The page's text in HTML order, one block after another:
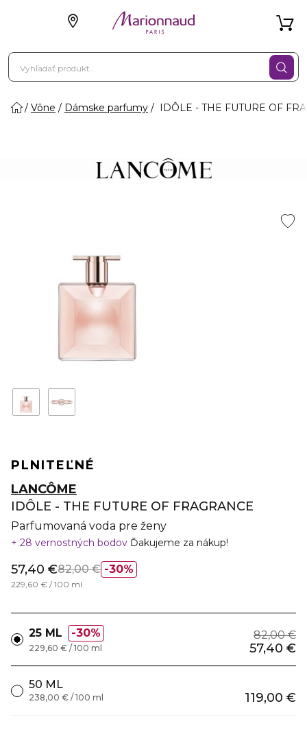
Vône Dámske parfumy IDÔLE - THE FUTURE OF
PLNITEĽNÉ
LANCÔME
IDÔLE - THE FUTURE OF FRAGRANCE
Parfumovaná voda pre ženy
28 vernostných bodov Ďakujeme za nákup!
30%
57,40 €82,00 €
229,60 € / 100 ml
25 ML 30% 82,00 €
57,40 €
229,60 € / 100 ml
50 ML
119,00 €
238,00 € / 100 ml